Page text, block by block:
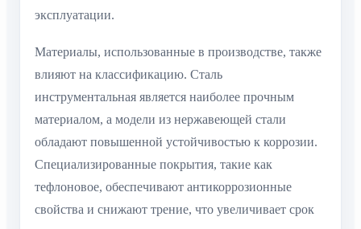
эксплуатации.
Материалы, использованные в производстве, также
влияют на классификацию. Сталь
инструментальная является наиболее прочным
материалом, а модели из нержавеющей стали
обладают повышенной устойчивостью к коррозии.
Специализированные покрытия, такие как
тефлоновое, обеспечивают антикоррозионные
свойства и снижают трение, что увеличивает срок